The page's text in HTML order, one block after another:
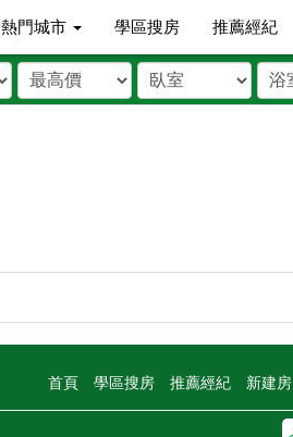
熱門城市 學區搜房 推薦經紀
首頁 學區搜房 推薦經紀 新建房